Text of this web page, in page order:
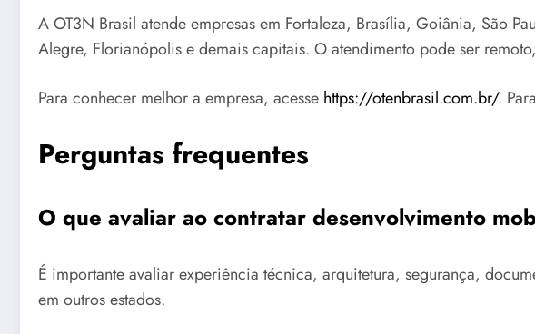
A OT3N Brasil atende empresas em Fortaleza, Brasília, Goiânia, São
Alegre, Florianópolis e demais capitais. O atendimento pode ser
Para conhecer melhor a empresa, acesse https://otenbrasil.com.br/.
Perguntas frequentes
O que avaliar ao contratar desenvolvimento
É importante avaliar experiência técnica, arquitetura, segurança,
em outros estados.